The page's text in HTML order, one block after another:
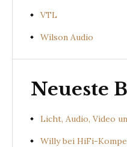
VTL
Wilson Audio
Neueste
Licht, Audio, Video
Willy bei HiFi-